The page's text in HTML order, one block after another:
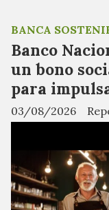
Banco
un bono
para
BANCA
03/08/2026